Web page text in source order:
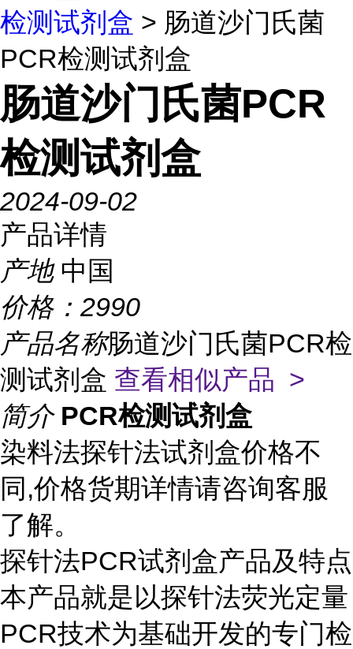
检测试剂盒 > 肠道沙门氏菌
PCR检测试剂盒
肠道沙门氏菌PCR
检测试剂盒
2024-09-02
产品详情
产地 中国
价格： 2990
产品名称肠道沙门氏菌PCR检
测试剂盒 查看相似产品 >
简介 PCR检测试剂盒
染料法探针法试剂盒价格不
同,价格货期详情请咨询客服
了解。
探针法PCR试剂盒产品及特点
本产品就是以探针法荧光定量
PCR技术为基础开发的专门检